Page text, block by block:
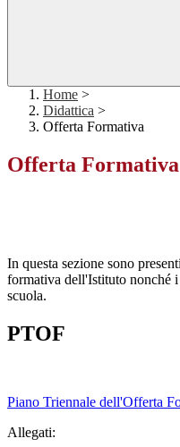
Home >
Didattica >
Offerta Formativa
Offerta Formativa
In questa sezione sono
formativa dell'Istituto nonché
scuola.
PTOF
Piano Triennale dell'Offerta
Allegati: